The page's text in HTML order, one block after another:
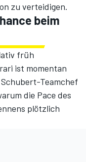
zu verteidigen.
beim
früh
ist momentan
Teamchef
die Pace des
plötzlich